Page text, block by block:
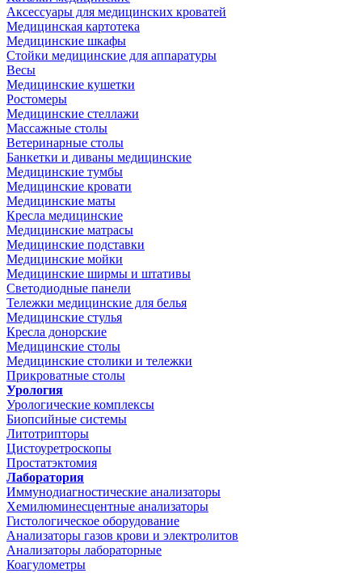
Аксессуары для медицинских кроватей
Медицинская картотека
Медицинские шкафы
Стойки медицинские для аппаратуры
Весы
Медицинские кушетки
Ростомеры
Медицинские стеллажи
Массажные столы
Ветеринарные столы
Банкетки и диваны медицинские
Медицинские тумбы
Медицинские кровати
Медицинские маты
Кресла медицинские
Медицинские матрасы
Медицинские подставки
Медицинские мойки
Медицинские ширмы и штативы
Светодиодные панели
Тележки медицинские для белья
Медицинские стулья
Кресла донорские
Медицинские столы
Медицинские столики и тележки
Прикроватные столы
Урология
Урологические комплексы
Биопсийные системы
Литотрипторы
Цистоуретроскопы
Простатэктомия
Лаборатория
Иммунодиагностические анализаторы
Хемилюминесцентные анализаторы
Гистологическое оборудование
Анализаторы газов крови и электролитов
Анализаторы лабораторные
Коагулометры